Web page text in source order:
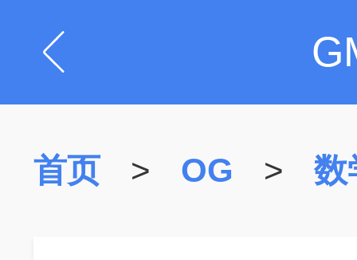
首页 > OG > 数